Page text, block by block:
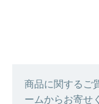
商品に関するご
ームからお寄せ